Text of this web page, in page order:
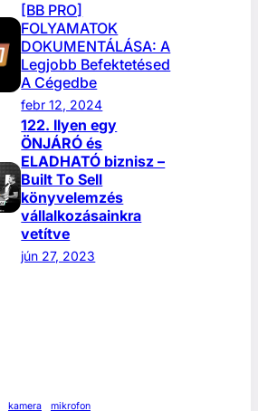
[BB PRO]
FOLYAMATOK
DOKUMENTÁLÁSA: A
Legjobb Befektetésed
A Cégedbe
febr 12, 2024
122. Ilyen egy
ÖNJÁRÓ és
ELADHATÓ biznisz –
Built To Sell
könyvelemzés
vállalkozásainkra
vetítve
jún 27, 2023
kamera mikrofon